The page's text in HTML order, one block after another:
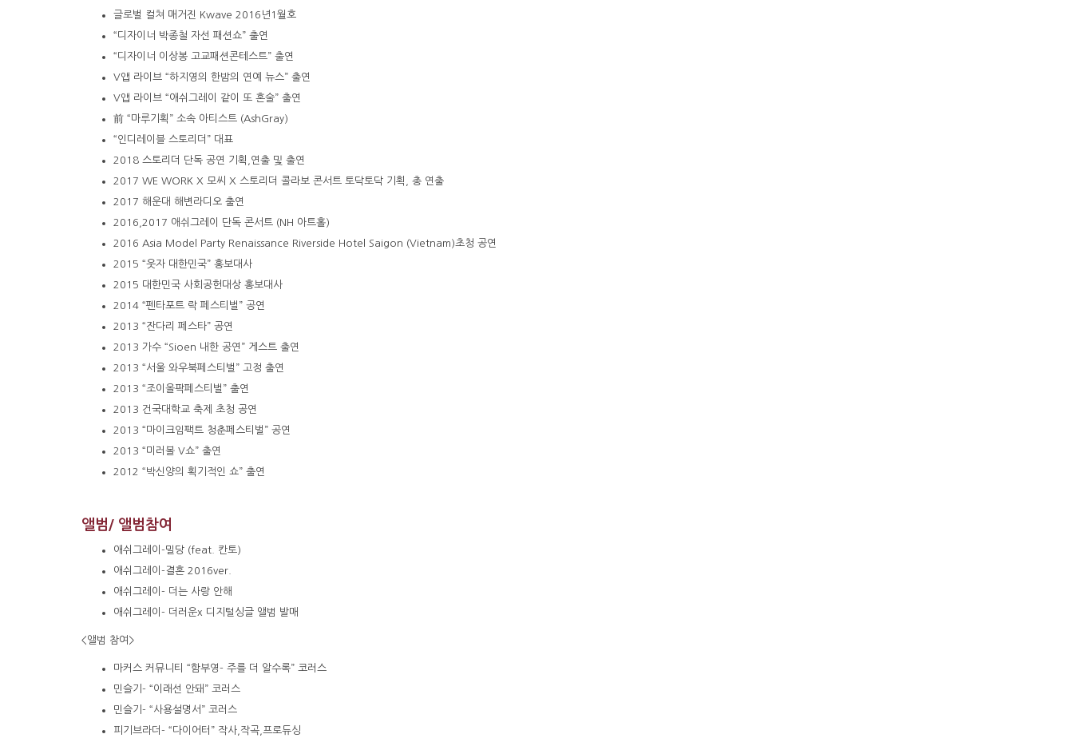
글로벌 컬쳐 매거진 Kwave 2016년1월호
“디자이너 박종철 자선 패션쇼” 출연
“디자이너 이상봉 고교패션콘테스트” 출연
V앱 라이브 “하지영의 한밤의 연예 뉴스” 출연
V앱 라이브 “애쉬그레이 같이 또 혼술” 출연
前 “마루기획” 소속 아티스트 (AshGray)
“인디레이블 스토리더” 대표
2018 스토리더 단독 공연 기획,연출 및 출연
2017 WE WORK X 모씨 X 스토리더 콜라보 콘서트 토닥토닥 기획, 총 연출
2017 해운대 해변라디오 출연
2016,2017 애쉬그레이 단독 콘서트 (NH 아트홀)
2016 Asia Model Party Renaissance Riverside Hotel Saigon (Vietnam)초청 공연
2015 “웃자 대한민국” 홍보대사
2015 대한민국 사회공헌대상 홍보대사
2014 “펜타포트 락 페스티벌” 공연
2013 “잔다리 페스타” 공연
2013 가수 “Sioen 내한 공연” 게스트 출연
2013 “서울 와우북페스티벌” 고정 출연
2013 “조이올팍페스티벌” 출연
2013 건국대학교 축제 초청 공연
2013 “마이크임팩트 청춘페스티벌” 공연
2013 “미러볼 V쇼” 출연
2012 “박신양의 획기적인 쇼” 출연
앨범/ 앨범참여
애쉬그레이-밀당 (feat. 칸토)
애쉬그레이-결혼 2016ver.
애쉬그레이- 더는 사랑 안해
애쉬그레이- 더러운x 디지털싱글 앨범 발매
<앨범 참여>
마커스 커뮤니티 “함부영- 주를 더 알수록” 코러스
민슬기- “이래선 안돼” 코러스
민슬기- “사용설명서” 코러스
피기브라더- “다이어터” 작사,작곡,프로듀싱